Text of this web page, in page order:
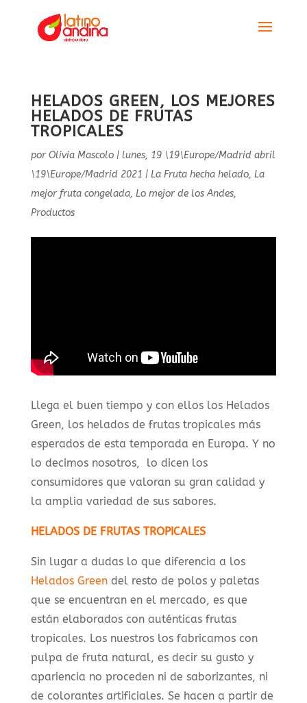
HELADOS GREEN, LOS MEJORES
HELADOS DE FRUTAS
TROPICALES
por Olivia Mascolo| lunes, 19 \19\Europe/Madrid abril
\19\Europe/Madrid 2021 | La Fruta hecha helado, La
mejor fruta congelada, Lo mejor de los Andes,
Productos
Llega el buen tiempo y con ellos los Helados
Green, los helados de frutas tropicales más
esperados de esta temporada en Europa. Y no
lo decimos nosotros, lo dicen los
consumidores que valoran su gran calidad y
la amplia variedad de sus sabores.
HELADOS DE FRUTAS TROPICALES
Sin lugar a dudas lo que diferencia a los
Helados Greendel resto de polos y paletas
que se encuentran en el mercado, es que
están elaborados con auténticas frutas
tropicales. Los nuestros los fabricamos con
pulpa de fruta natural, es decir su gusto y
apariencia no proceden ni de saborizantes, ni
de colorantes artificiales. Se hacen a partir de